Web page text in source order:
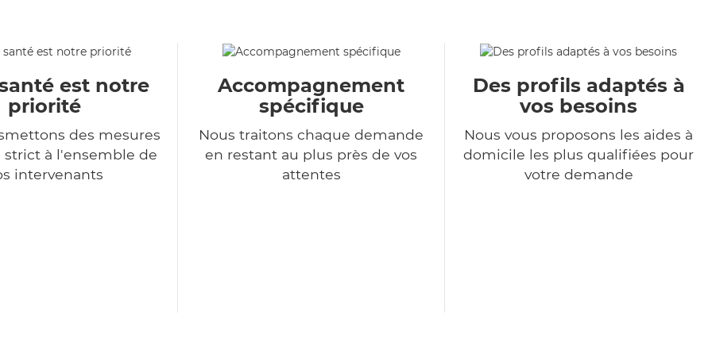
est notre
priorité
des mesures
strict à l'ensemble de
intervenants
Accompagnement
spécifique
Nous traitons chaque demande
en restant au plus près de vos
attentes
Des profils adaptés à
vos besoins
Nous vous proposons les aides à
domicile les plus qualifiées pour
votre demande